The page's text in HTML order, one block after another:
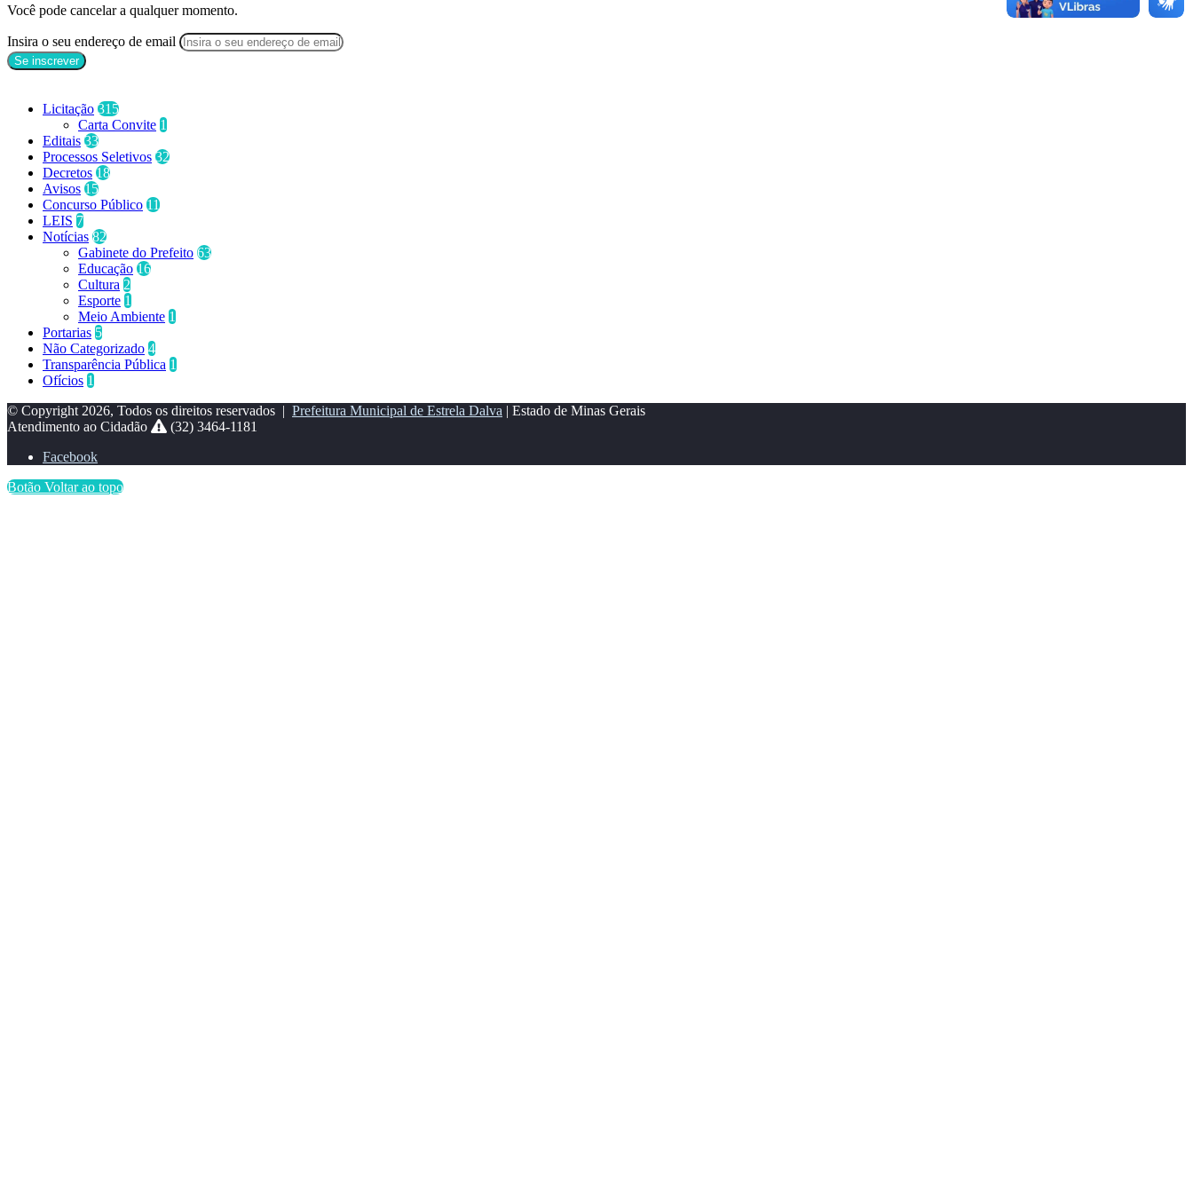
Você pode cancelar a qualquer momento.
Insira o seu endereço de email
Licitação 315
Carta Convite 1
Editais 33
Processos Seletivos 32
Decretos 18
Avisos 15
Concurso Público 11
LEIS 7
Notícias 82
Gabinete do Prefeito 63
Educação 16
Cultura 2
Esporte 1
Meio Ambiente 1
Portarias 5
Não Categorizado 4
Transparência Pública 1
Ofícios 1
© Copyright 2026, Todos os direitos reservados | Prefeitura Municipal de Estrela Dalva | Estado de Minas Gerais
Atendimento ao Cidadão
(32) 3464-1181
Facebook
Botão Voltar ao topo